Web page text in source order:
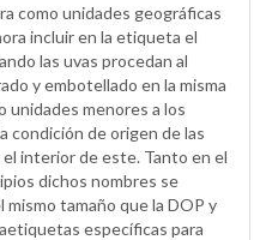
como unidades geográficas
incluir en la etiqueta el
las uvas procedan al
y embotellado en la misma
unidades menores a los
condición de origen de las
interior de este. Tanto en el
dichos nombres se
tamaño que la DOP y
específicas para